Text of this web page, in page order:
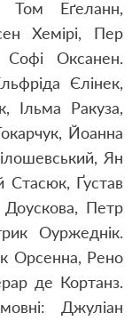
Том Еґеланн,
Хемірі, Пер
Оксанен.
Єлінек,
Ільма Ракуза,
Йоанна
Ян
Стасюк, Ґустав
Доускова, Петр
Оуржеднік.
Орсенна, Рено
де Кортанз.
Джуліан